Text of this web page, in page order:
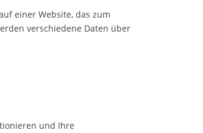
einer Website, das zum
verschiedene Daten über
und Ihre